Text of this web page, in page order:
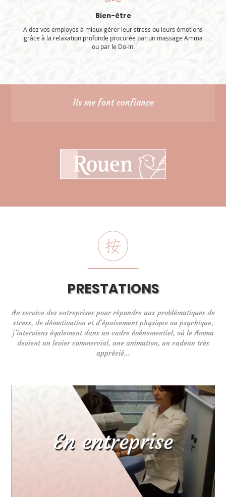
Bien-être
Aidez vos employés à mieux gérer leur stress ou leurs émotions
grâce à la relaxation profonde procurée par un massage Amma
ou par le Do-In.
Ils me font confiance
PRESTATIONS
Au service des entreprises pour répondre aux problématiques de
stress, de démotivation et d’épuisement physique ou psychique,
j’interviens également dans un cadre événementiel, où le Amma
devient un levier commercial, une animation, un cadeau très
apprécié...
En entreprise